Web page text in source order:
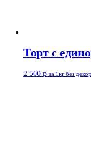
Торт с
2 500 р за 1кг без